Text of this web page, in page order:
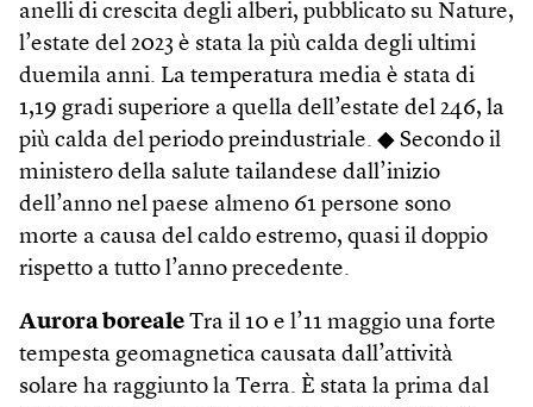
anelli di crescita degli alberi, pubblicato su Nature,
l’estate del 2023 è stata la più calda degli ultimi
duemila anni. La temperatura media è stata di
1,19 gradi superiore a quella dell’estate del 246, la
più calda del periodo preindustriale. ◆ Secondo il
ministero della salute tailandese dall’inizio
dell’anno nel paese almeno 61 persone sono
morte a causa del caldo estremo, quasi il doppio
rispetto a tutto l’anno precedente.
Aurora boreale Tra il 10 e l’11 maggio una forte
tempesta geomagnetica causata dall’attività
solare ha raggiunto la Terra. È stata la prima dal